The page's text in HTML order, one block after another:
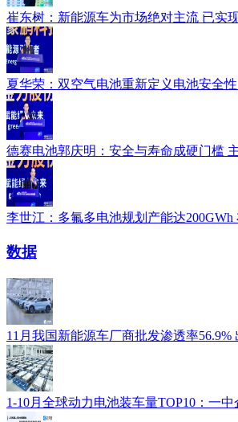
崔东树：新能源车为市场绝对主流 已实
夏华荣：双空气电池重新定义电池安全
德赛电池郭庆明：安全与寿命成硬门槛
李世江：多氟多电池规划产能达
数据
11月我国新能源车厂商批发渗透率56.9%
1-10月全球动力电池装车量TOP10：一中